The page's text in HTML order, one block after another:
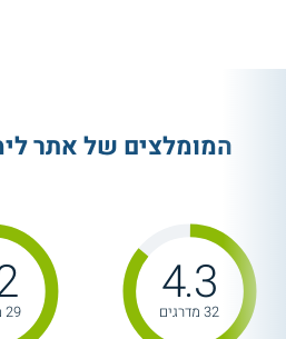
המומלצים של אתר
4.3
32 מדרגים 29 מדרגים